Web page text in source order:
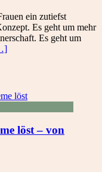
ein zutiefst
Es geht um mehr
Es geht um
löst – von